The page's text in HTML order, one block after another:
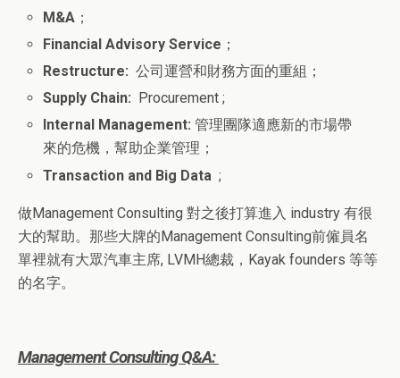
M&A ；
Financial Advisory Service ；
Restructure: 公司運營和財務方面的重組；
Supply Chain: Procurement ;
Internal Management: 管理團隊適應新的市場帶
來的危機，幫助企業管理；
Transaction and Big Data ;
做Management Consulting 對之後打算進入 industry 有很
大的幫助。那些大牌的Management Consulting前僱員名
單裡就有大眾汽車主席, LVMH總裁，Kayak founders 等等
的名字。
Management Consulting Q&A: